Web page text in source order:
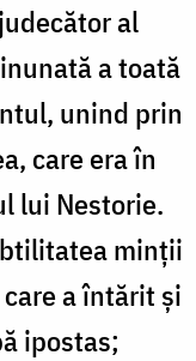
al
a toată
unind prin
care era în
lui Nestorie.
minţii
a întărit și
ipostas;